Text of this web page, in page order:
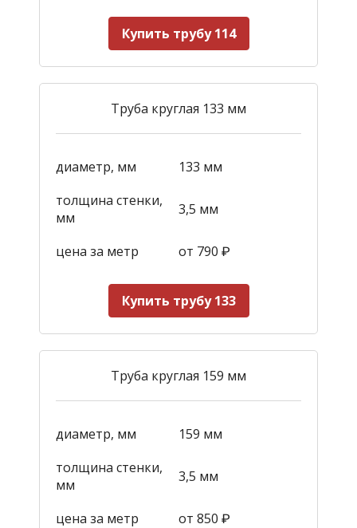
Купить трубу 114
Труба круглая 133 мм
диаметр, мм
133 мм
толщина стенки,
мм
3,5 мм
цена за метр от 790 ₽
Купить трубу 133
Труба круглая 159 мм
диаметр, мм
159 мм
толщина стенки,
мм
3,5 мм
цена за метр от 850 ₽